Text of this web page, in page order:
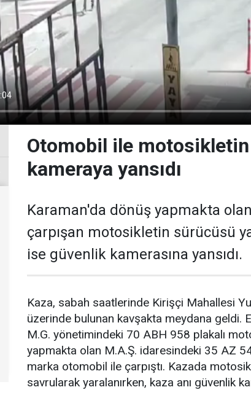
Otomobil ile motosikletin
kameraya yansıdı
Karaman'da dönüş yapmakta
çarpışan motosikletin sürücüsü
ise güvenlik kamerasına yansıdı.
Kaza, sabah saatlerinde Kirişçi Mahallesi
üzerinde bulunan kavşakta meydana geldi.
M.G. yönetimindeki 70 ABH 958 plakalı
yapmakta olan M.A.Ş. idaresindeki 35 AZ
marka otomobil ile çarpıştı. Kazada
savrularak yaralanırken, kaza anı güvenlik